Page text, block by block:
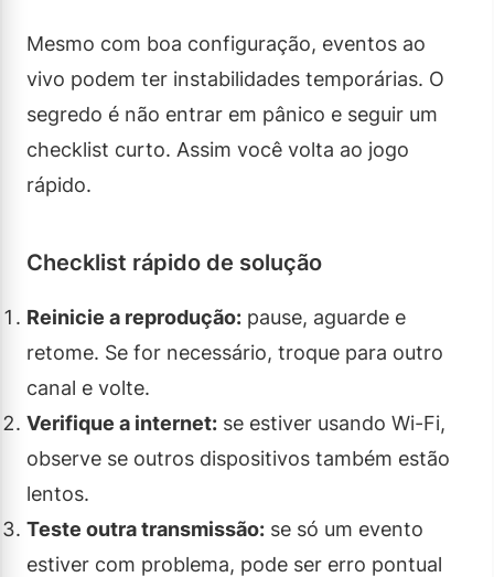
Mesmo com boa configuração, eventos ao
vivo podem ter instabilidades temporárias. O
segredo é não entrar em pânico e seguir um
checklist curto. Assim você volta ao jogo
rápido.
Checklist rápido de solução
Reinicie a reprodução: pause, aguarde e
retome. Se for necessário, troque para outro
canal e volte.
Verifique a internet: se estiver usando Wi-Fi,
observe se outros dispositivos também estão
lentos.
Teste outra transmissão: se só um evento
estiver com problema, pode ser erro pontual